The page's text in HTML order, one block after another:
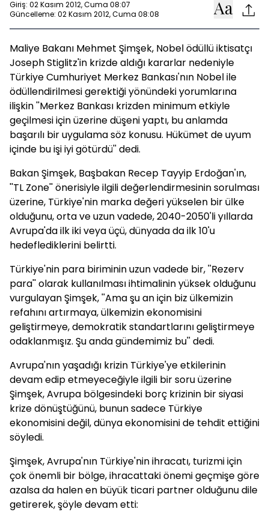
Giriş: 02 Kasım 2012, Cuma 08:07
Güncelleme: 02 Kasım 2012, Cuma 08:08
Maliye Bakanı Mehmet Şimşek, Nobel ödüllü iktisatçı
Joseph Stiglitz'in krizde aldığı kararlar nedeniyle
Türkiye Cumhuriyet Merkez Bankası'nın Nobel ile
ödüllendirilmesi gerektiği yönündeki yorumlarına
ilişkin ''Merkez Bankası krizden minimum etkiyle
geçilmesi için üzerine düşeni yaptı, bu anlamda
başarılı bir uygulama söz konusu. Hükümet de uyum
içinde bu işi iyi götürdü'' dedi.
Bakan Şimşek, Başbakan Recep Tayyip Erdoğan'ın,
''TL Zone'' önerisiyle ilgili değerlendirmesinin sorulması
üzerine, Türkiye'nin marka değeri yükselen bir ülke
olduğunu, orta ve uzun vadede, 2040-2050'li yıllarda
Avrupa'da ilk iki veya üçü, dünyada da ilk 10'u
hedeflediklerini belirtti.
Türkiye'nin para biriminin uzun vadede bir, ''Rezerv
para'' olarak kullanılması ihtimalinin yüksek olduğunu
vurgulayan Şimşek, ''Ama şu an için biz ülkemizin
refahını artırmaya, ülkemizin ekonomisini
geliştirmeye, demokratik standartlarını geliştirmeye
odaklanmışız. Şu anda gündemimiz bu'' dedi.
Avrupa'nın yaşadığı krizin Türkiye'ye etkilerinin
devam edip etmeyeceğiyle ilgili bir soru üzerine
Şimşek, Avrupa bölgesindeki borç krizinin bir siyasi
krize dönüştüğünü, bunun sadece Türkiye
ekonomisini değil, dünya ekonomisini de tehdit ettiğini
söyledi.
Şimşek, Avrupa'nın Türkiye'nin ihracatı, turizmi için
çok önemli bir bölge, ihracattaki önemi geçmişe göre
azalsa da halen en büyük ticari partner olduğunu dile
getirerek, şöyle devam etti: